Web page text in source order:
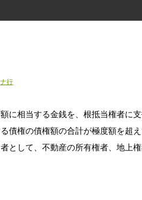
ナ行
に相当する金銭を、根抵当権者に
債権の債権額の合計が極度額を超
として、不動産の所有権者、地上